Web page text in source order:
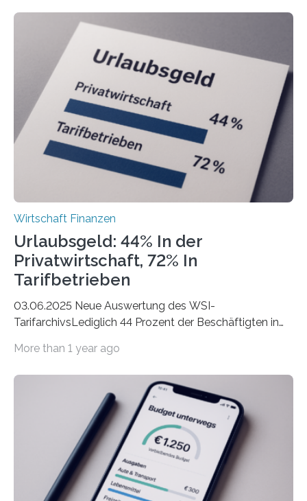
ist demnach Berlin. Betrachtet man nur die Gründungen
der Freiberuflerinnen, so liegt Leipzig an der Spitze. In
Berlin starteten in 2024 die meisten Personen in eine
eigene freiberufliche Existenz, dahinter folgten die
Städte Hamburg, München und Köln. Betrachtet man
hingegen die Existenzgründungsintensität – die Anzahl
der freiberuflichen Gründungen je…
Wirtschaft Finanzen
Urlaubsgeld: 44% In der
Privatwirtschaft, 72% In
Tarifbetrieben
03.06.2025 Neue Auswertung des WSI-
TarifarchivsLediglich 44 Prozent der Beschäftigten in
tarifgebundenen Betrieben ist der Anteil mit 72 Prozent
Unterkünfte fast überall deutlich teurer geworden. Für
viele Beschäftigte ist deshalb das zumeist im Juni oder
Juli ausgezahlte Urlaubsgeld ein wichtiger Faktor, um
sich den wohlverdienten Jahresurlaub leisten zu
können. Allerdings erhält mit 44 Prozent noch nicht
einmal die Hälfte aller Beschäftigten in der
Privatwirtschaft Urlaubsgeld. Zu diesem…
More than 1 year ago